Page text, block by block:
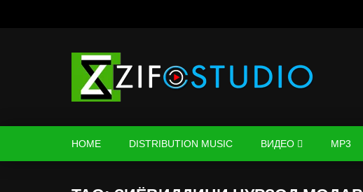
HOME DISTRIBUTION MUSIC ВИДЕО MP3